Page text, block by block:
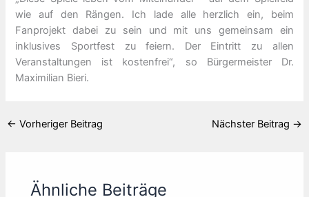
wie auf den Rängen. Ich lade alle herzlich ein, beim
Fanprojekt dabei zu sein und mit uns gemeinsam ein
inklusives Sportfest zu feiern. Der Eintritt zu allen
Veranstaltungen ist kostenfrei“, so Bürgermeister Dr.
Maximilian Bieri.
← Vorheriger Beitrag Nächster Beitrag →
Ähnliche Beiträge